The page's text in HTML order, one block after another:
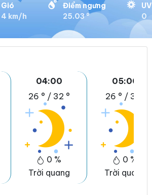
Gió
4 km/h
Điểm ngưng
25.03 °
UV
0
04:00
26 ° / 32 °
0 %
Trời quang
05:00
26 ° / 31 °
0 %
Trời quang